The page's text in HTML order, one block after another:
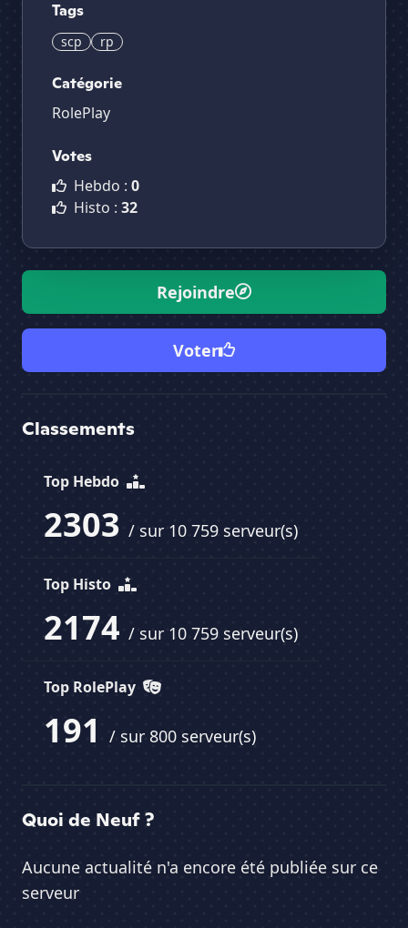
Tags
scp rp
Catégorie
RolePlay
Votes
Hebdo : 0
Histo : 32
Rejoindre
Voter
Classements
Top Hebdo
2303 / sur 10 759 serveur(s)
Top Histo
2174 / sur 10 759 serveur(s)
Top RolePlay
191 / sur 800 serveur(s)
Quoi de Neuf ?
Aucune actualité n'a encore été publiée sur ce
serveur